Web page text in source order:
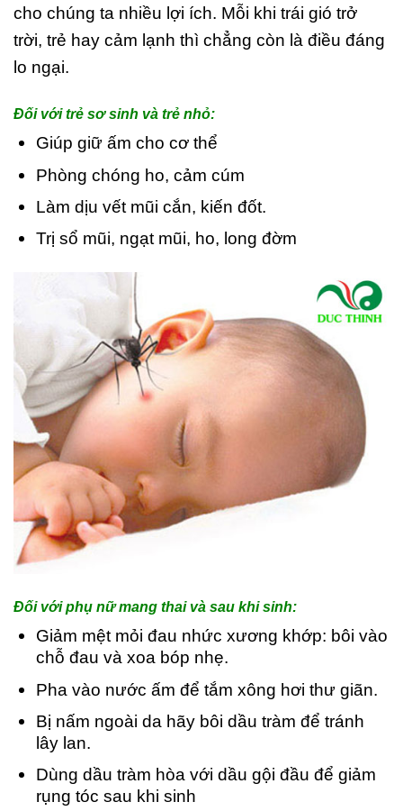
cho chúng ta nhiều lợi ích. Mỗi khi trái gió trở
trời, trẻ hay cảm lạnh thì chẳng còn là điều đáng
lo ngại.
Đối với trẻ sơ sinh và trẻ nhỏ:
Giúp giữ ấm cho cơ thể
Phòng chóng ho, cảm cúm
Làm dịu vết mũi cắn, kiến đốt.
Trị sổ mũi, ngạt mũi, ho, long đờm
Đối với phụ nữ mang thai và sau khi sinh:
Giảm mệt mỏi đau nhức xương khớp: bôi vào
chỗ đau và xoa bóp nhẹ.
Pha vào nước ấm để tắm xông hơi thư giãn.
Bị nấm ngoài da hãy bôi dầu tràm để tránh
lây lan.
Dùng dầu tràm hòa với dầu gội đầu để giảm
rụng tóc sau khi sinh